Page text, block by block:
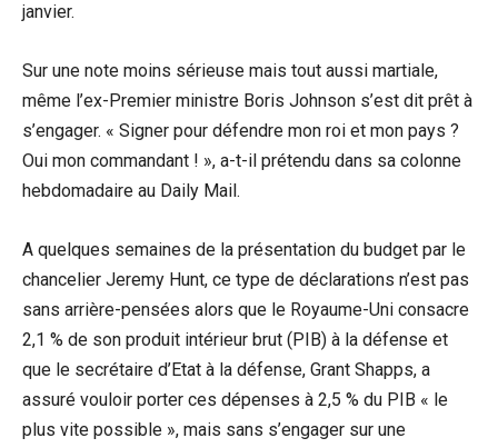
janvier.
Sur une note moins sérieuse mais tout aussi martiale,
même l’ex-Premier ministre Boris Johnson s’est dit prêt à
s’engager. « Signer pour défendre mon roi et mon pays ?
Oui mon commandant ! », a-t-il prétendu dans sa colonne
hebdomadaire au Daily Mail.
A quelques semaines de la présentation du budget par le
chancelier Jeremy Hunt, ce type de déclarations n’est pas
sans arrière-pensées alors que le Royaume-Uni consacre
2,1 % de son produit intérieur brut (PIB) à la défense et
que le secrétaire d’Etat à la défense, Grant Shapps, a
assuré vouloir porter ces dépenses à 2,5 % du PIB « le
plus vite possible », mais sans s’engager sur une